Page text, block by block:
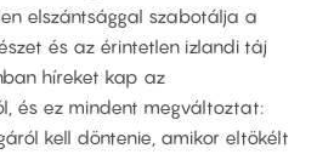
elszántsággal szabotálja a
és az érintetlen izlandi táj
híreket kap az
és ez mindent megváltoztat:
kell döntenie, amikor eltökélt